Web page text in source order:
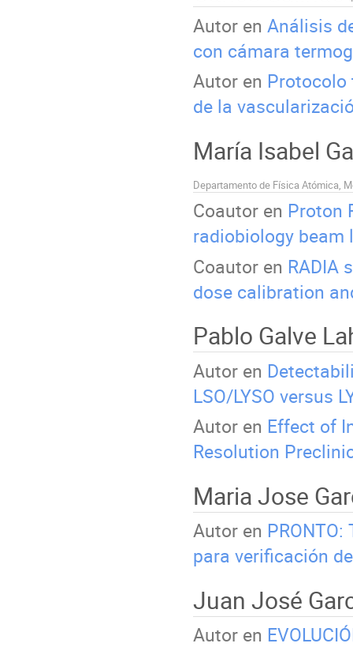
Autor en Análisis
con cámara
Autor en
de la
María Isabel
Coautor en Proton
radiobiology
Coautor en RADIA
dose calibration
Pablo Galve
Autor en
LSO/LYSO versus
Autor en Effect of
Resolution
Maria Jose
Autor en
para verificación
Juan José
Autor en